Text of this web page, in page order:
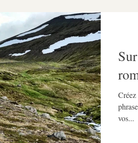
vos...